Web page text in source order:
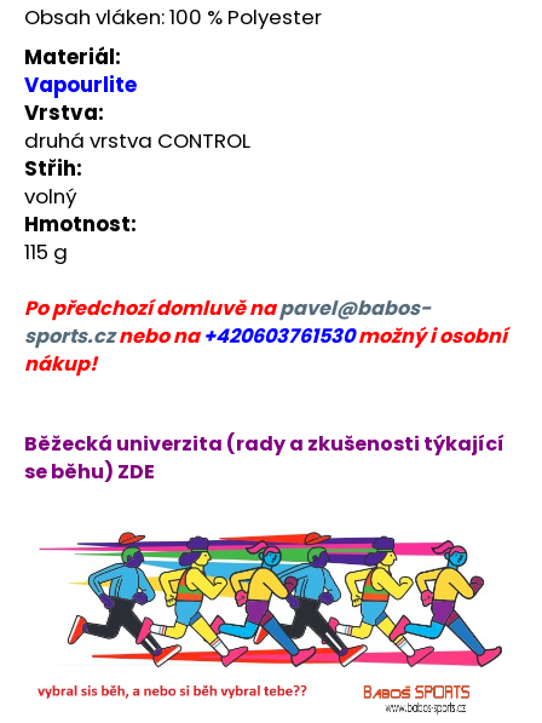
Obsah vláken: 100 % Polyester
Materiál:
Vapourlite
Vrstva:
druhá vrstva CONTROL
Střih:
volný
Hmotnost:
115 g
Po předchozí domluvě napavel@babos-
sports.cznebo na+420603761530možný i osobní
nákup!
Běžecká univerzita (rady a zkušenosti týkající
se běhu) ZDE
BĚŽECKÁ
BUNDA
RONHILL
EVERYDAY
JACKET
899
Kč
Původně:
1
200
Kč